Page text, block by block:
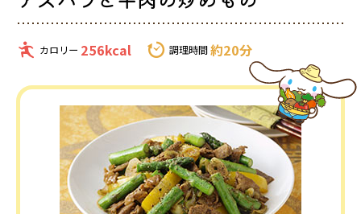
カロリー 256kcal 調理時間 約20分